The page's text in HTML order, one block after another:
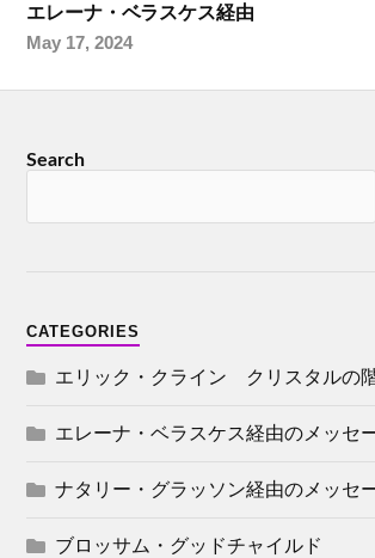
エレーナ・ベラスケス経由
May 17, 2024
Search
CATEGORIES
エリック・クライン クリスタルの
エレーナ・ベラスケス経由のメッセ
ナタリー・グラッソン経由のメッセ
ブロッサム・グッドチャイルド